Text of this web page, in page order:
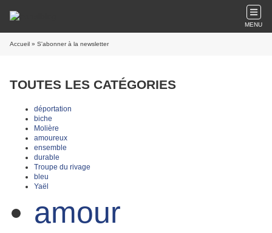
MENU
Accueil » S'abonner à la newsletter
TOUTES LES CATÉGORIES
déportation
biche
Molière
amoureux
ensemble
durable
Troupe du rivage
bleu
Yaël
amour